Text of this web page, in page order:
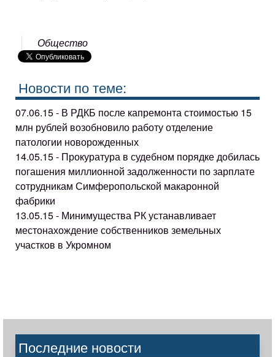
Общество
Новости по теме:
07.06.15 - В РДКБ после капремонта стоимостью 15
млн рублей возобновило работу отделение
патологии новорожденных
14.05.15 - Прокуратура в судебном порядке добилась
погашения миллионной задолженности по зарплате
сотрудникам Симферопольской макаронной
фабрики
13.05.15 - Минимущества РК устанавливает
местонахождение собственников земельных
участков в Укромном
Последние новости